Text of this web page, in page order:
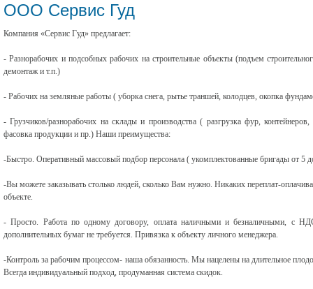
ООО Сервис Гуд
Компания «Сервис Гуд» предлагает:
- Разнорабочих и подсобных рабочих на строительные объекты (подъем
демонтаж и т.п.)
- Рабочих на земляные работы ( уборка снега, рытье траншей, колодцев, окопка
- Грузчиков/разнорабочих на склады и производства ( разгрузка фур,
фасовка продукции и пр.) Наши преимущества:
-Быстро. Оперативный массовый подбор персонала ( укомплектованные бригады от
-Вы можете заказывать столько людей, сколько Вам нужно. Никаких переплат-
объекте.
- Просто. Работа по одному договору, оплата наличными и безналичными, с
дополнительных бумаг не требуется. Привязка к объекту личного менеджера.
-Контроль за рабочим процессом- наша обязанность. Мы нацелены на длительное
Всегда индивидуальный подход, продуманная система скидок.